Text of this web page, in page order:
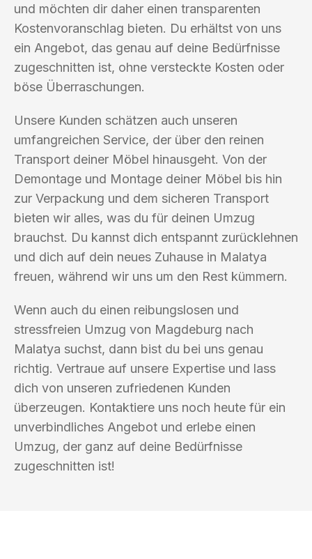
und möchten dir daher einen transparenten
Kostenvoranschlag bieten. Du erhältst von uns
ein Angebot, das genau auf deine Bedürfnisse
zugeschnitten ist, ohne versteckte Kosten oder
böse Überraschungen.
Unsere Kunden schätzen auch unseren
umfangreichen Service, der über den reinen
Transport deiner Möbel hinausgeht. Von der
Demontage und Montage deiner Möbel bis hin
zur Verpackung und dem sicheren Transport
bieten wir alles, was du für deinen Umzug
brauchst. Du kannst dich entspannt zurücklehnen
und dich auf dein neues Zuhause in Malatya
freuen, während wir uns um den Rest kümmern.
Wenn auch du einen reibungslosen und
stressfreien Umzug von Magdeburg nach
Malatya suchst, dann bist du bei uns genau
richtig. Vertraue auf unsere Expertise und lass
dich von unseren zufriedenen Kunden
überzeugen. Kontaktiere uns noch heute für ein
unverbindliches Angebot und erlebe einen
Umzug, der ganz auf deine Bedürfnisse
zugeschnitten ist!